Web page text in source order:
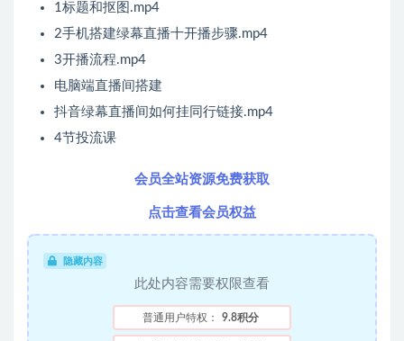
1标题和抠图.mp4
2手机搭建绿幕直播十开播步骤.mp4
3开播流程.mp4
电脑端直播间搭建
抖音绿幕直播间如何挂同行链接.mp4
4节投流课
会员全站资源免费获取
点击查看会员权益
隐藏内容
此处内容需要权限查看
普通用户特权： 9.8积分